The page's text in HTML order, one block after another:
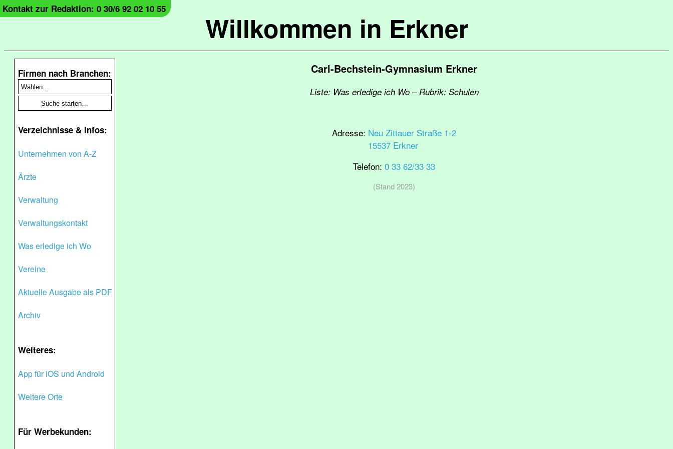
Willkommen in Erkner
Kontakt zur Redaktion: 0 30/6 92 02 10 55
Firmen nach Branchen:
Verzeichnisse & Infos:
Unternehmen von A-Z
Ärzte
Verwaltung
Verwaltungskontakt
Was erledige ich Wo
Vereine
Aktuelle Ausgabe als PDF
Archiv
Weiteres:
App für iOS und Android
Weitere Orte
Für Werbekunden:
Carl-Bechstein-Gymnasium Erkner
Liste: Was erledige ich Wo – Rubrik: Schulen
Adresse: Neu Zittauer Straße 1-2
15537 Erkner
Telefon: 0 33 62/33 33
(Stand 2023)